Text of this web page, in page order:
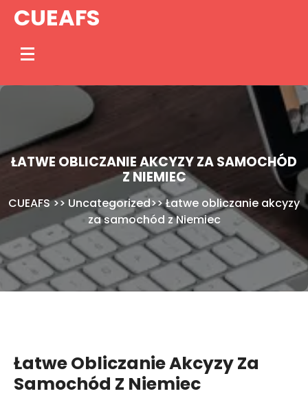
SkipCUEAFS
ŁATWE OBLICZANIE AKCYZY ZA SAMOCHÓD
Z NIEMIEC
CUEAFS>> Uncategorized>>Łatwe obliczanie akcyzy
za samochód z Niemiec
Łatwe Obliczanie Akcyzy Za
Samochód Z Niemiec